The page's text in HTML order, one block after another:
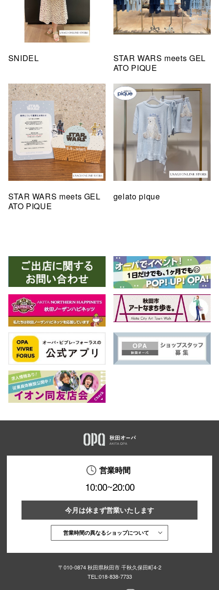
SNIDEL
STAR WARS meets GEL
ATO PIQUE
STAR WARS meets GEL
ATO PIQUE
gelato pique
営業時間
10:00~20:00
今月は休まず営業いたします
営業時間の異なるショップについて
〒010-0874 秋田県秋田市 千秋久保田町4-2
TEL:018-838-7733